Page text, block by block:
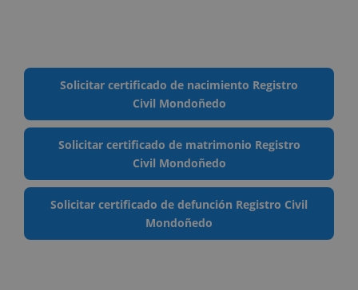
Solicitar certificado de nacimiento Registro
Civil Mondoñedo
Solicitar certificado de matrimonio Registro
Civil Mondoñedo
Solicitar certificado de defunción Registro Civil
Mondoñedo